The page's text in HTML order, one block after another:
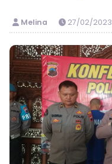
Melina 27/02/2023